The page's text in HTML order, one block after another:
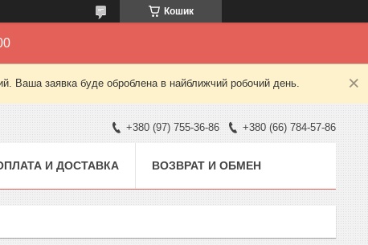
Кошик
Ваша заявка буде оброблена в найближчий робочий день.
+380 (97) 755-36-86 +380 (66) 784-57-86
И ДОСТАВКА ВОЗВРАТ И ОБМЕН